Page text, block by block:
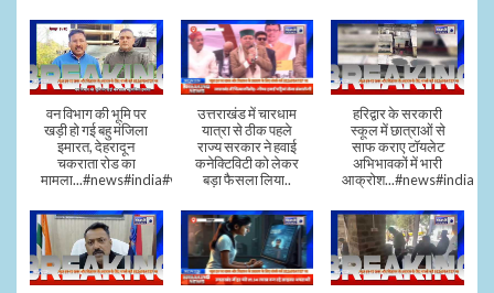
वन विभाग की भूमि पर
खड़ी हो गई बहु मंजिला
इमारत, देहरादून
चकराता रोड का
मामला...#news#india#video
उत्तराखंड में चारधाम
यात्रा से ठीक पहले
राज्य सरकार ने हवाई
कनेक्टिविटी को लेकर
बड़ा फैसला लिया..
हरिद्वार के सरकारी
स्कूल में छात्राओं से
साफ कराए टॉयलेट
अभिभावकों में भारी
आक्रोश...#news#india